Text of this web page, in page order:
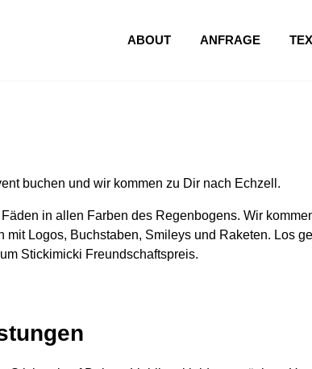
ABOUT ANFRAGE
buchen und wir kommen zu Dir nach Echzell.
in allen Farben des Regenbogens. Wir
Logos, Buchstaben, Smileys und Raketen. Los
Stickimicki Freundschaftspreis.